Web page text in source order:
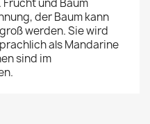
und Baum
der Baum kann
werden. Sie wird
als Mandarine
sind im